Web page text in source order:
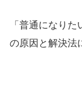
「普通になり
の原因と解決法